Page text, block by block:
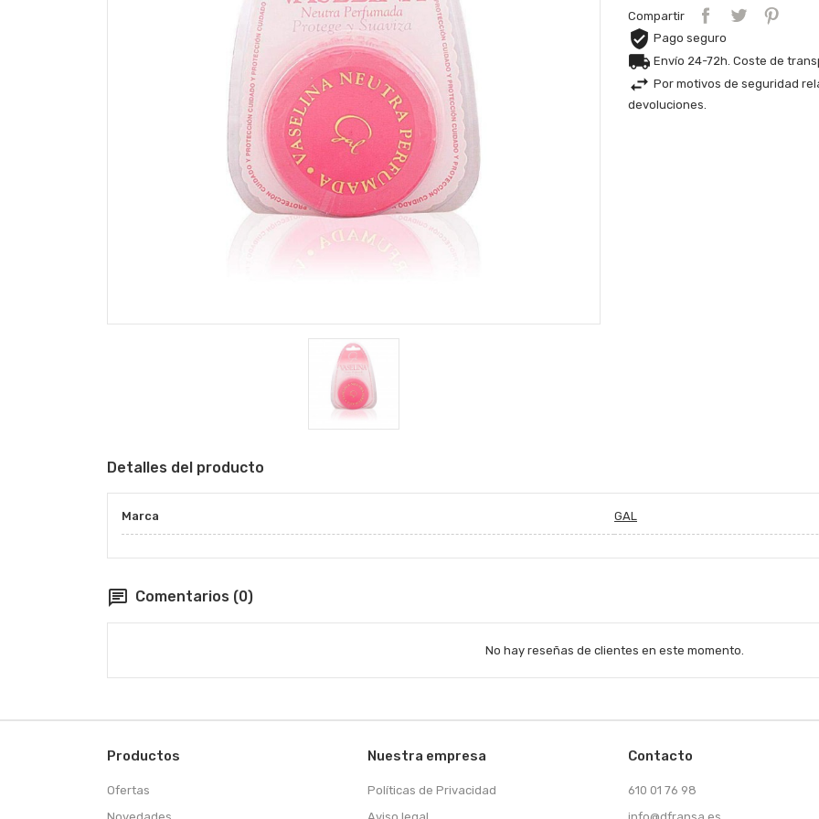
Compartir
Pago seguro
Envío 24-72h. Coste de
Por motivos de seguridad
devoluciones.
Detalles del producto
Marca GAL
chat Comentarios (0)
No hay reseñas de clientes en este momento.
Productos
Ofertas
Nuestra empresa
Políticas de Privacidad
Contacto
610 01 76 98